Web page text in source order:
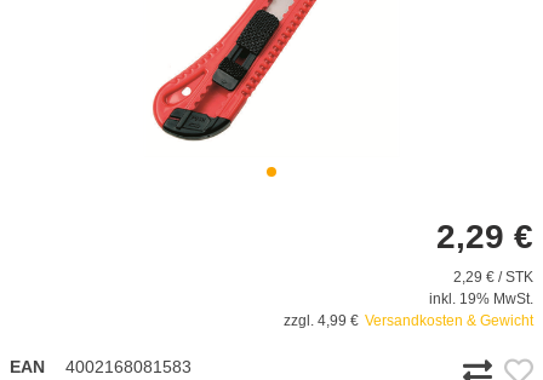
2,29 €
2,29 € / STK
inkl. 19% MwSt.
zzgl. 4,99 € Versandkosten & Gewicht
EAN 4002168081583